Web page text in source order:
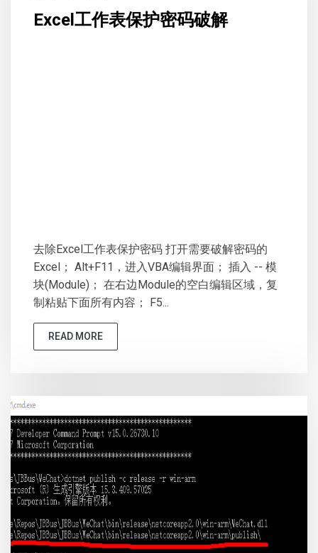
Excel工作表保护密码破解
去除Excel工作表保护密码 打开需要破解密码的
Excel； Alt+F11，进入VBA编辑界面； 插入 -- 模
块(Module)； 在右边Module的空白编辑区域，复
制粘贴下面所有内容； F5...
READ MORE